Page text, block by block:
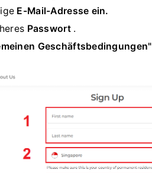
E-Mail-Adresse ein.
Passwort.
Geschäftsbedingungen"